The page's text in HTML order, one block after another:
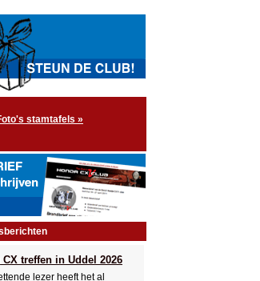
stamtafels »
treffen in Uddel 2026
lezer heeft het al